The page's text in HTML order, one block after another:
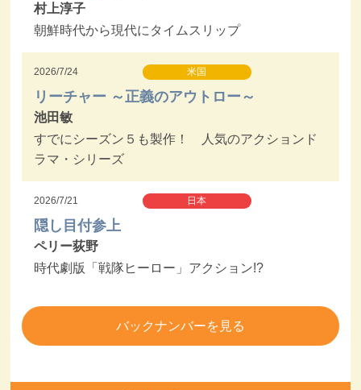
村上淳子
朝鮮時代から現代にタイムスリップ
2026/7/24 米国
リーチャー ～正義のアウトロー～
池田敏
すでにシーズン５も製作！ 人気のアクションド
ラマ・シリーズ
2026/7/21 日本
隠し目付参上
ペリー荻野
時代劇版「戦隊ヒーロー」アクション!?
バックナンバーを見る